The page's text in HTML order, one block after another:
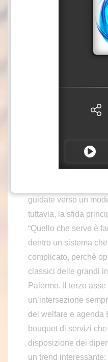
garantire
semplice. Ed è una
digitale semplifica la
welfare all’interno
medie imprese. Fino
è stato prerogativa
il 70% delle quali
determinante: circa
Metalmeccanico,
guidate verso un
tuttavia, la sfida
“Quello che serve è
dentro un sistema
complicato, perchè
classici delle grandi
Palermo. Il terzo
un’intersezione
del welfare e agenda
bouquet di servizi
disposizione dei
un trend